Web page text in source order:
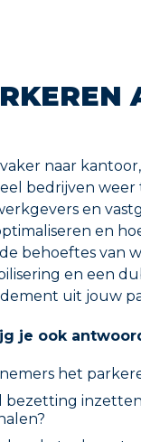
naar
bedrijven
en
en
behoeftes van
en een
uit jouw
je ook
het
bezetting